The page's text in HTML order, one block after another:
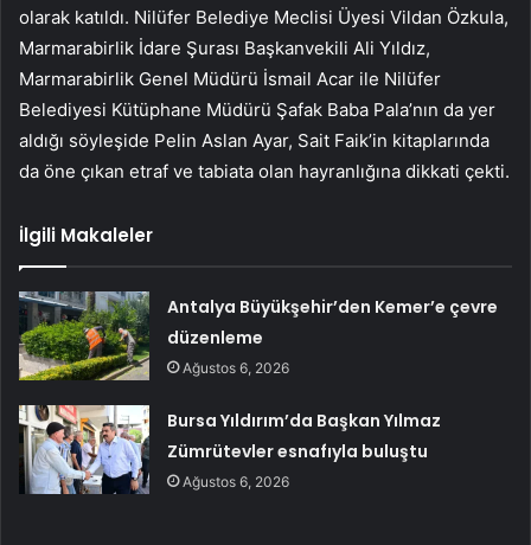
olarak katıldı. Nilüfer Belediye Meclisi Üyesi Vildan Özkula,
Marmarabirlik İdare Şurası Başkanvekili Ali Yıldız,
Marmarabirlik Genel Müdürü İsmail Acar ile Nilüfer
Belediyesi Kütüphane Müdürü Şafak Baba Pala’nın da yer
aldığı söyleşide Pelin Aslan Ayar, Sait Faik’in kitaplarında
da öne çıkan etraf ve tabiata olan hayranlığına dikkati çekti.
İlgili Makaleler
Antalya Büyükşehir’den Kemer’e çevre
düzenleme
Ağustos 6, 2026
Bursa Yıldırım’da Başkan Yılmaz
Zümrütevler esnafıyla buluştu
Ağustos 6, 2026